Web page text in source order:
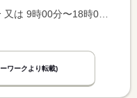
就業時間１ 9時00分〜18時00分 又は 9時00分〜18時00分の時間の間の6時間以上 就業時間に関する特記事項 扶養範囲内希望等、相談可
ワークより転載)